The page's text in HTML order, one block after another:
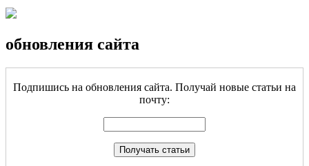
обновления сайта
Подпишись на обновления сайта. Получай новые статьи на
почту: